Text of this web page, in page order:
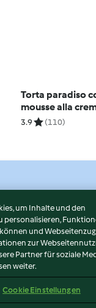
Torta paradiso
mousse alla
gianduia
3.9 (110)
um Inhalte und den
personalisieren,
und
zur
Partner für soziale
weiter.
Cookie Einstellungen